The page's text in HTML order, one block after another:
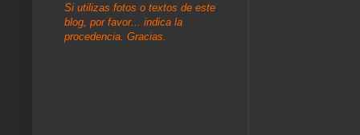
Si utilizas fotos o textos de este
blog, por favor... indica la
procedencia. Gracias.